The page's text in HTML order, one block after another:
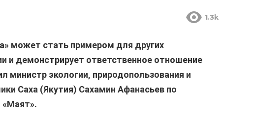
1.3k
может стать примером для других
и демонстрирует ответственное отношение
министр экологии, природопользования и
Саха (Якутия) Сахамин Афанасьев по
«Маят».